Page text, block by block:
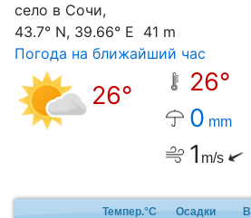
село в Сочи,
43.7° N, 39.66° E 41 m
Погода на ближайший час
26°
26°
0 mm
1 m/s
Темпер.°C Осадки